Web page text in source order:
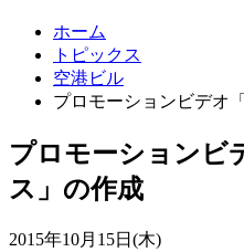
ホーム
トピックス
空港ビル
プロモーションビデオ
プロモーションビ
ス」の作成
2015年10月15日(木)